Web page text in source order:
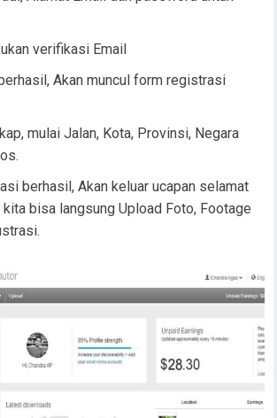
verifikasi Email
Akan muncul form registrasi
mulai Jalan, Kota, Provinsi, Negara
berhasil, Akan keluar ucapan selamat
kita bisa langsung Upload Foto, Footage